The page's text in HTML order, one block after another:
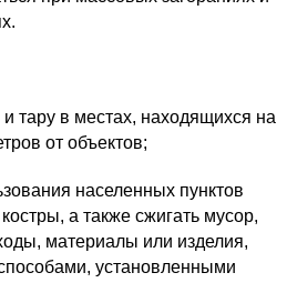
тару в местах, находящихся на
от объектов;
населенных пунктов
а также сжигать мусор,
материалы или изделия,
установленными